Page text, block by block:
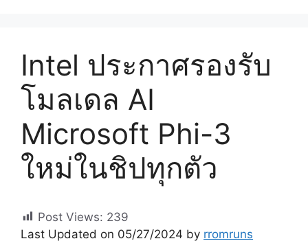
Intel ประกาศรองรับ
โมลเดล AI
Microsoft Phi-3
ใหม่ในชิปทุกตัว
Post Views: 239
Last Updated on 05/27/2024 by rromruns